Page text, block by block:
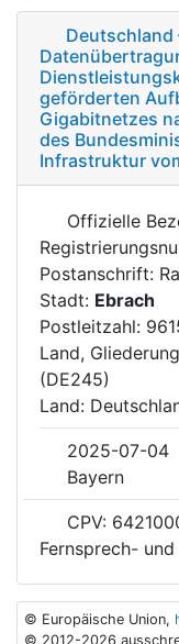
Deutschland
geförderten
Gigabitnetzes
des
Infrastruktur
Offizielle
Postanschrift:
Stadt: Ebrach
Postleitzahl:
Land,
(DE245)
Land:
2025-07-04
Bayern
CPV:
Fernsprech-
© Europäische Union,
© 2012-2026